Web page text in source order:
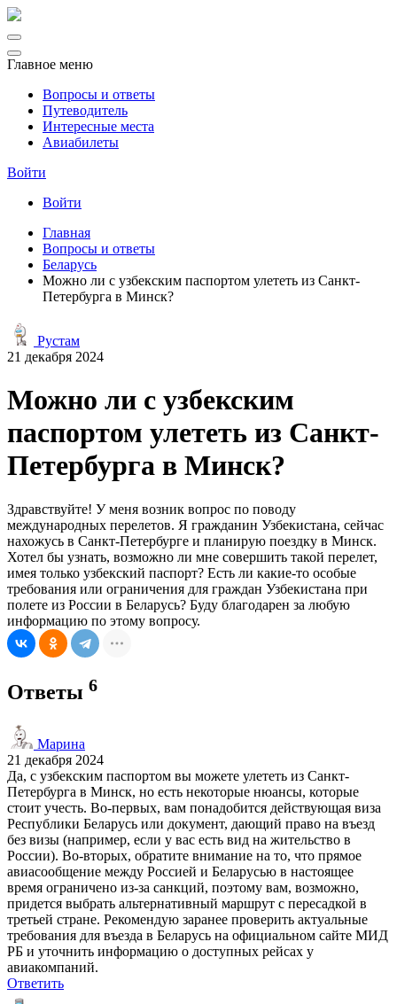
Главное меню
Вопросы и ответы
Путеводитель
Интересные места
Авиабилеты
Войти
Войти
Главная
Вопросы и ответы
Беларусь
Можно ли с узбекским паспортом улететь из Санкт-
Петербурга в Минск?
Рустам
21 декабря 2024
Можно ли с узбекским
паспортом улететь из Санкт-
Петербурга в Минск?
Здравствуйте! У меня возник вопрос по поводу
международных перелетов. Я гражданин Узбекистана, сейчас
нахожусь в Санкт-Петербурге и планирую поездку в Минск.
Хотел бы узнать, возможно ли мне совершить такой перелет,
имея только узбекский паспорт? Есть ли какие-то особые
требования или ограничения для граждан Узбекистана при
полете из России в Беларусь? Буду благодарен за любую
информацию по этому вопросу.
Ответы 6
Марина
21 декабря 2024
Да, с узбекским паспортом вы можете улететь из Санкт-
Петербурга в Минск, но есть некоторые нюансы, которые
стоит учесть. Во-первых, вам понадобится действующая виза
Республики Беларусь или документ, дающий право на въезд
без визы (например, если у вас есть вид на жительство в
России). Во-вторых, обратите внимание на то, что прямое
авиасообщение между Россией и Беларусью в настоящее
время ограничено из-за санкций, поэтому вам, возможно,
придется выбрать альтернативный маршрут с пересадкой в
третьей стране. Рекомендую заранее проверить актуальные
требования для въезда в Беларусь на официальном сайте МИД
РБ и уточнить информацию о доступных рейсах у
авиакомпаний.
Ответить